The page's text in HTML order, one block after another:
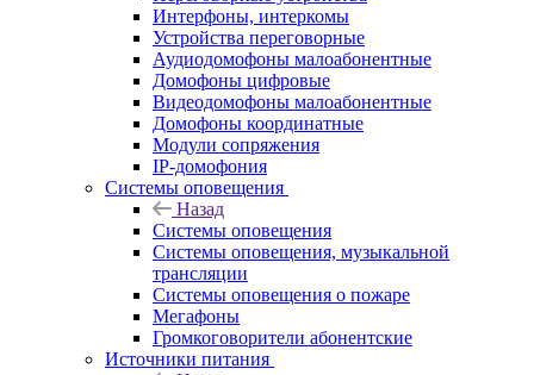
Интерфоны, интеркомы
Устройства переговорные
Аудиодомофоны малоабонентные
Домофоны цифровые
Видеодомофоны малоабонентные
Домофоны координатные
Модули сопряжения
IP-домофония
Системы оповещения
Назад
Системы оповещения
Системы оповещения, музыкальной
трансляции
Системы оповещения о пожаре
Мегафоны
Громкоговорители абонентские
Источники питания